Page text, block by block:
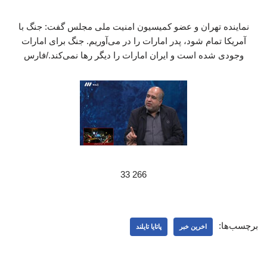
نماینده تهران و عضو کمیسیون امنیت ملی مجلس گفت: جنگ با
آمریکا تمام شود، پدر امارات را در می‌آوریم. جنگ برای امارات
وجودی شده است و ایران امارات را دیگر رها نمی‌کند./فارس
266 33
برچسب‌ها: اخرین خبر پاتایا تایلند